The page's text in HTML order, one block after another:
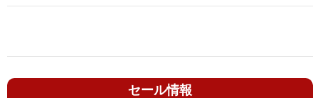
セール情報